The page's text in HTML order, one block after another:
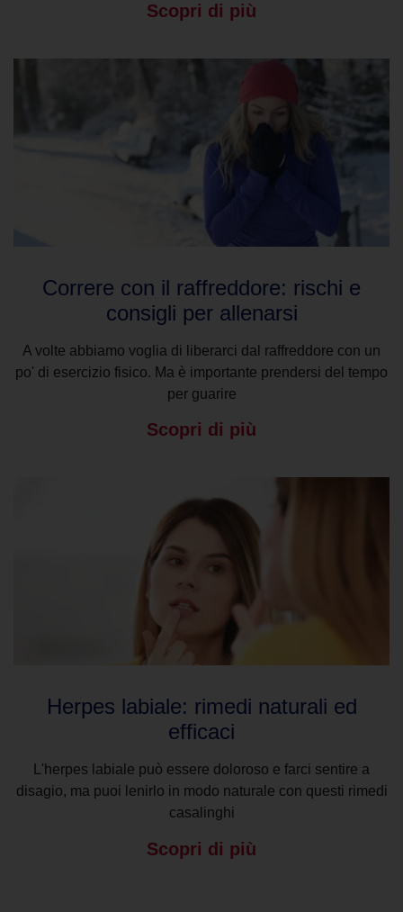
Scopri di più
Correre con il raffreddore: rischi e
consigli per allenarsi
A volte abbiamo voglia di liberarci dal raffreddore con un
po' di esercizio fisico. Ma è importante prendersi del tempo
per guarire
Scopri di più
Herpes labiale: rimedi naturali ed
efficaci
L'herpes labiale può essere doloroso e farci sentire a
disagio, ma puoi lenirlo in modo naturale con questi rimedi
casalinghi
Scopri di più